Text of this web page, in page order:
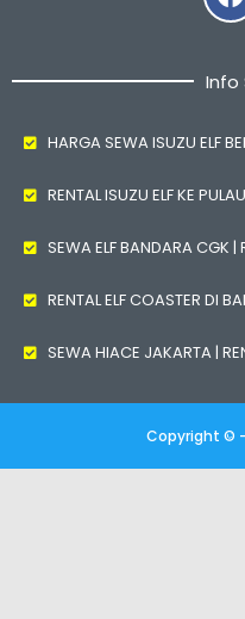
Info
HARGA SEWA ISUZU ELF
RENTAL ISUZU ELF KE
SEWA ELF BANDARA CGK |
RENTAL ELF COASTER DI
SEWA HIACE JAKARTA |
Copyright © -